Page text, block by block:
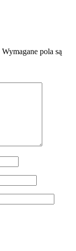
Wymagane pola są